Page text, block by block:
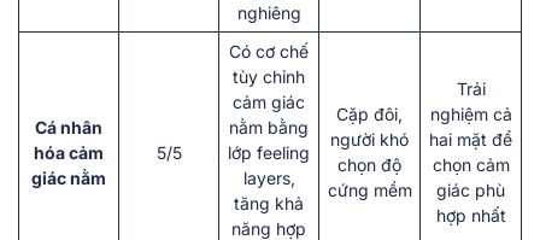
nghiêng
Cá nhân
hóa cảm
giác nằm
5/5
Có cơ chế
tùy chỉnh
cảm giác
nằm bằng
lớp feeling
layers,
tăng khả
năng hợp
Cặp đôi,
người khó
chọn độ
cứng mềm
Trải
nghiệm cả
hai mặt để
chọn cảm
giác phù
hợp nhất